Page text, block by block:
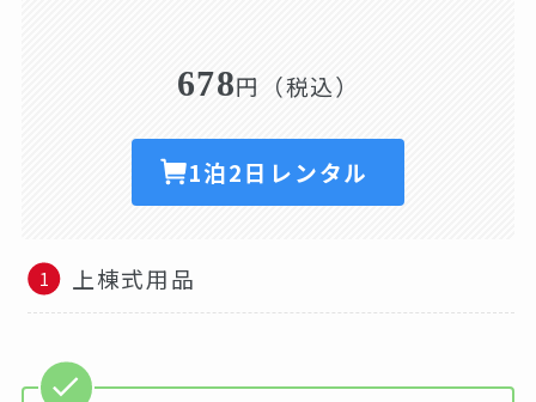
678円（税込）
1泊2日レンタル
上棟式用品